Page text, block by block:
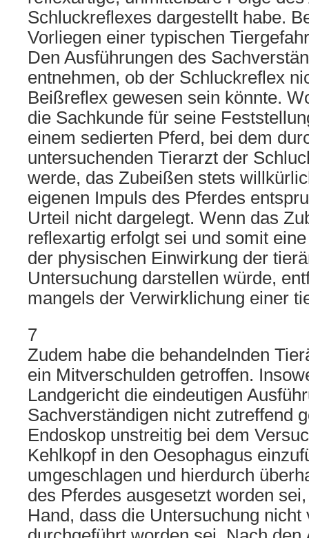
Schluckreflexes dargestellt habe.
Vorliegen einer typischen
Den Ausführungen des
entnehmen, ob der Schluckreflex
Beißreflex gewesen sein könnte.
die Sachkunde für seine
einem sedierten Pferd, bei dem
untersuchenden Tierarzt der
werde, das Zubeißen stets
eigenen Impuls des Pferdes
Urteil nicht dargelegt. Wenn das
reflexartig erfolgt sei und somit
der physischen Einwirkung der
Untersuchung darstellen würde,
mangels der Verwirklichung einer
7
Zudem habe die behandelnden
ein Mitverschulden getroffen.
Landgericht die eindeutigen
Sachverständigen nicht zutreffend
Endoskop unstreitig bei dem
Kehlkopf in den Oesophagus
umgeschlagen und hierdurch
des Pferdes ausgesetzt worden
Hand, dass die Untersuchung